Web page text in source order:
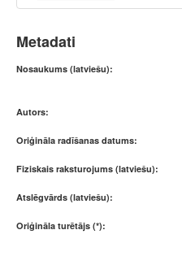
Metadati
Nosaukums (latviešu):
Autors:
Oriģināla radīšanas datums:
Fiziskais raksturojums (latviešu):
Atslēgvārds (latviešu):
Oriģināla turētājs (*):